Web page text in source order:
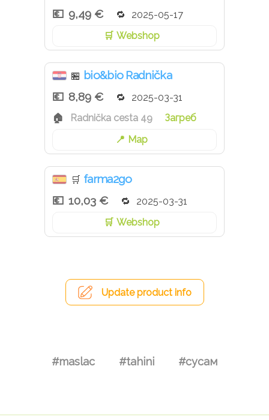
9,49 €
2025-05-17
Webshop
🏪 bio&bio Radnička
8,89 €
2025-03-31
Radnička cesta 49
Загреб
Map
🛒 farma2go
10,03 €
2025-03-31
Webshop
Update product info
#maslac #tahini #сусам